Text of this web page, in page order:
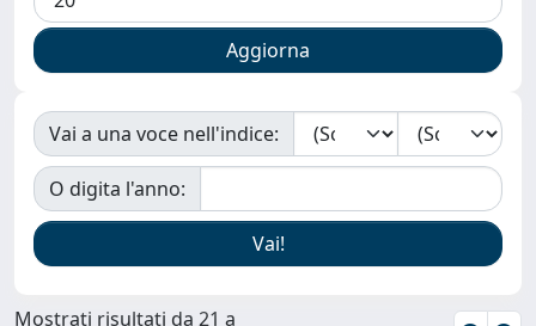
Vai a una voce nell'indice:
O digita l'anno:
Mostrati risultati da 21 a